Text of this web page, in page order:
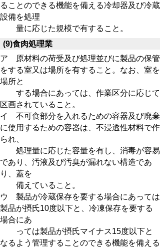
ることのできる機能を備える冷却器及び冷蔵
設備を処理
量に応じた規模で有すること。
(9)食肉処理業
ア 原材料の荷受及び処理並びに製品の保管
をする室又は場所を有すること。なお、室を
場所と
する場合にあっては、作業区分に応じて
区画されていること。
イ 不可食部分を入れるための容器及び廃棄
に使用するための容器は、不浸透性材料で作
られ、
処理量に応じた容量を有し、消毒が容易
であり、汚液及び汚臭が漏れない構造であ
り、蓋を
備え ていること。
ウ 製品が冷蔵保存を要する場合にあっては
製品が摂氏10度以下と、冷凍保存を要する
場合にあ
っては製品が摂氏マイナス15度以下と
なるよう管理することのできる機能を備える